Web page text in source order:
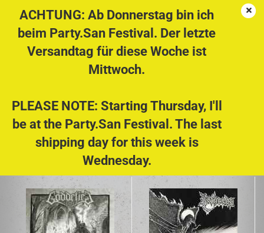
ACHTUNG: Ab Donnerstag bin ich
beim Party.San Festival. Der letzte
Versandtag für diese Woche ist
Mittwoch.
PLEASE NOTE: Starting Thursday, I'll
be at the Party.San Festival. The last
shipping day for this week is
Wednesday.
100 pro Seite